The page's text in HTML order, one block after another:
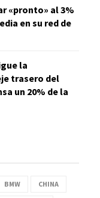
«pronto» al 3%
en su red de
la
trasero del
un 20% de la
BMW CHINA